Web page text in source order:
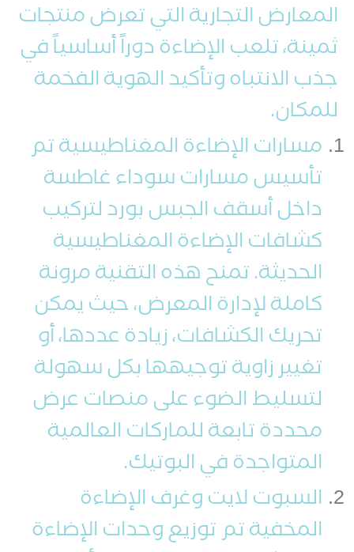
المعارض التجارية التي تعرض منتجات
ثمينة، تلعب الإضاءة دوراً أساسياً في
جذب الانتباه وتأكيد الهوية الفخمة
للمكان.
مسارات الإضاءة المغناطيسية تم
تأسيس مسارات سوداء غاطسة
داخل أسقف الجبس بورد لتركيب
كشافات الإضاءة المغناطيسية
الحديثة. تمنح هذه التقنية مرونة
كاملة لإدارة المعرض، حيث يمكن
تحريك الكشافات، زيادة عددها، أو
تغيير زاوية توجيهها بكل سهولة
لتسليط الضوء على منصات عرض
محددة تابعة للماركات العالمية
المتواجدة في البوتيك.
السبوت لايت وغرف الإضاءة
المخفية تم توزيع وحدات الإضاءة